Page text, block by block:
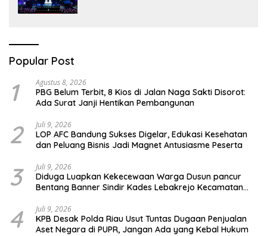
Popular Post
1 Agustus 8, 2026
PBG Belum Terbit, 8 Kios di Jalan Naga Sakti Disorot:
Ada Surat Janji Hentikan Pembangunan
2 Juli 9, 2026
LOP AFC Bandung Sukses Digelar, Edukasi Kesehatan
dan Peluang Bisnis Jadi Magnet Antusiasme Peserta
3 Juli 9, 2026
Diduga Luapkan Kekecewaan Warga Dusun pancur
Bentang Banner Sindir Kades Lebakrejo Kecamatan
4 Juli 9, 2026
KPB Desak Polda Riau Usut Tuntas Dugaan Penjualan
Aset Negara di PUPR, Jangan Ada yang Kebal Hukum